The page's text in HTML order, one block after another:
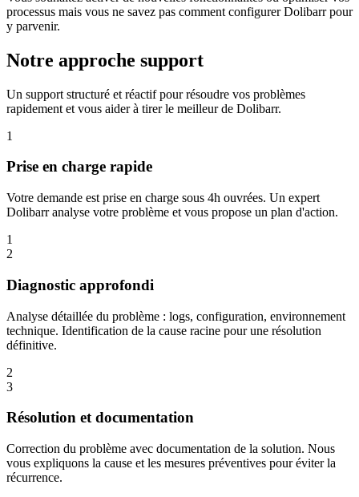
processus mais vous ne savez pas comment configurer Dolibarr pour
y parvenir.
Notre approche support
Un support structuré et réactif pour résoudre vos problèmes
rapidement et vous aider à tirer le meilleur de Dolibarr.
1
Prise en charge rapide
Votre demande est prise en charge sous 4h ouvrées. Un expert
Dolibarr analyse votre problème et vous propose un plan d'action.
1
2
Diagnostic approfondi
Analyse détaillée du problème : logs, configuration, environnement
technique. Identification de la cause racine pour une résolution
définitive.
2
3
Résolution et documentation
Correction du problème avec documentation de la solution. Nous
vous expliquons la cause et les mesures préventives pour éviter la
récurrence.